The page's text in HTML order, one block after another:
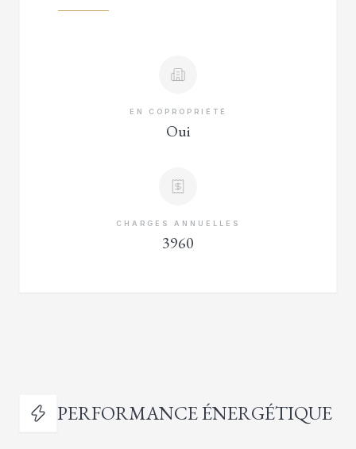
EN COPROPRIÉTÉ
Oui
CHARGES ANNUELLES
3960
PERFORMANCE ÉNERGÉTIQUE